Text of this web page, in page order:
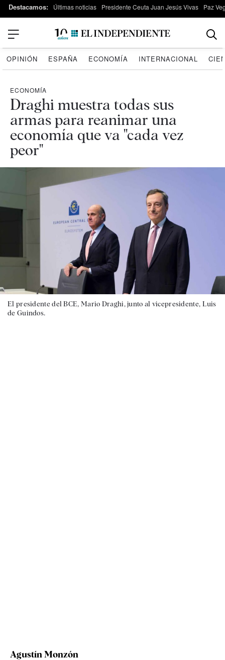
Destacamos: Últimas noticias Presidente Ceuta Juan Jesús Vivas Paz
OPINIÓN ESPAÑA ECONOMÍA INTERNACIONAL
ECONOMÍA
Draghi muestra todas sus
armas para reanimar una
economía que va "cada vez
peor"
El presidente del BCE, Mario Draghi, junto al vicepresidente, Luis
de Guindos.
Agustín Monzón